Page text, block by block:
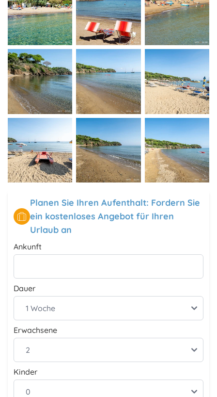
Planen Sie Ihren Aufenthalt: Fordern Sie
ein kostenloses Angebot für Ihren
Urlaub an
Ankunft
Dauer
Erwachsene
Kinder